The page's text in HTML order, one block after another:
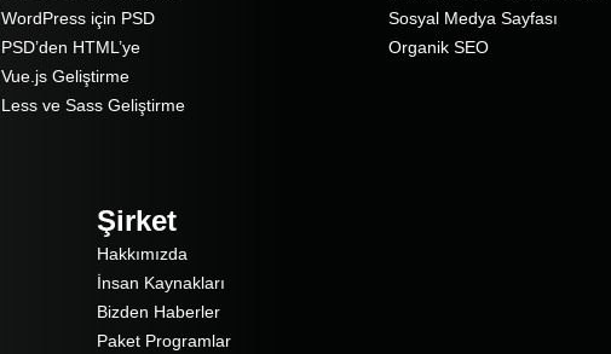
WordPress için PSD
PSD’den HTML’ye
Vue.js Geliştirme
Less ve Sass Geliştirme
Sosyal Medya Sayfası
Organik SEO
Şirket
Hakkımızda
İnsan Kaynakları
Bizden Haberler
Paket Programlar